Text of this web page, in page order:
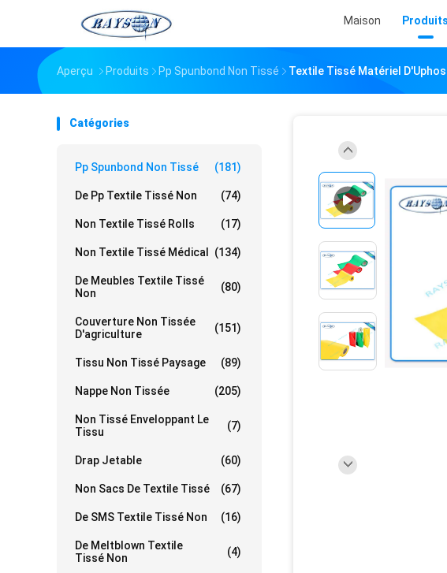
Maison Produits
Aperçu Produits Pp Spunbond Non Tissé Textile Tissé Matériel
Catégories
Pp Spunbond Non Tissé (181)
De Pp Textile Tissé Non (74)
Non Textile Tissé Rolls (17)
Non Textile Tissé Médical (134)
De Meubles Textile Tissé
Non
(80)
Couverture Non Tissée
D'agriculture
(151)
Tissu Non Tissé Paysage (89)
Nappe Non Tissée (205)
Non Tissé Enveloppant Le
Tissu
(7)
Drap Jetable (60)
Non Sacs De Textile Tissé (67)
De SMS Textile Tissé Non (16)
De Meltblown Textile
Tissé Non
(4)